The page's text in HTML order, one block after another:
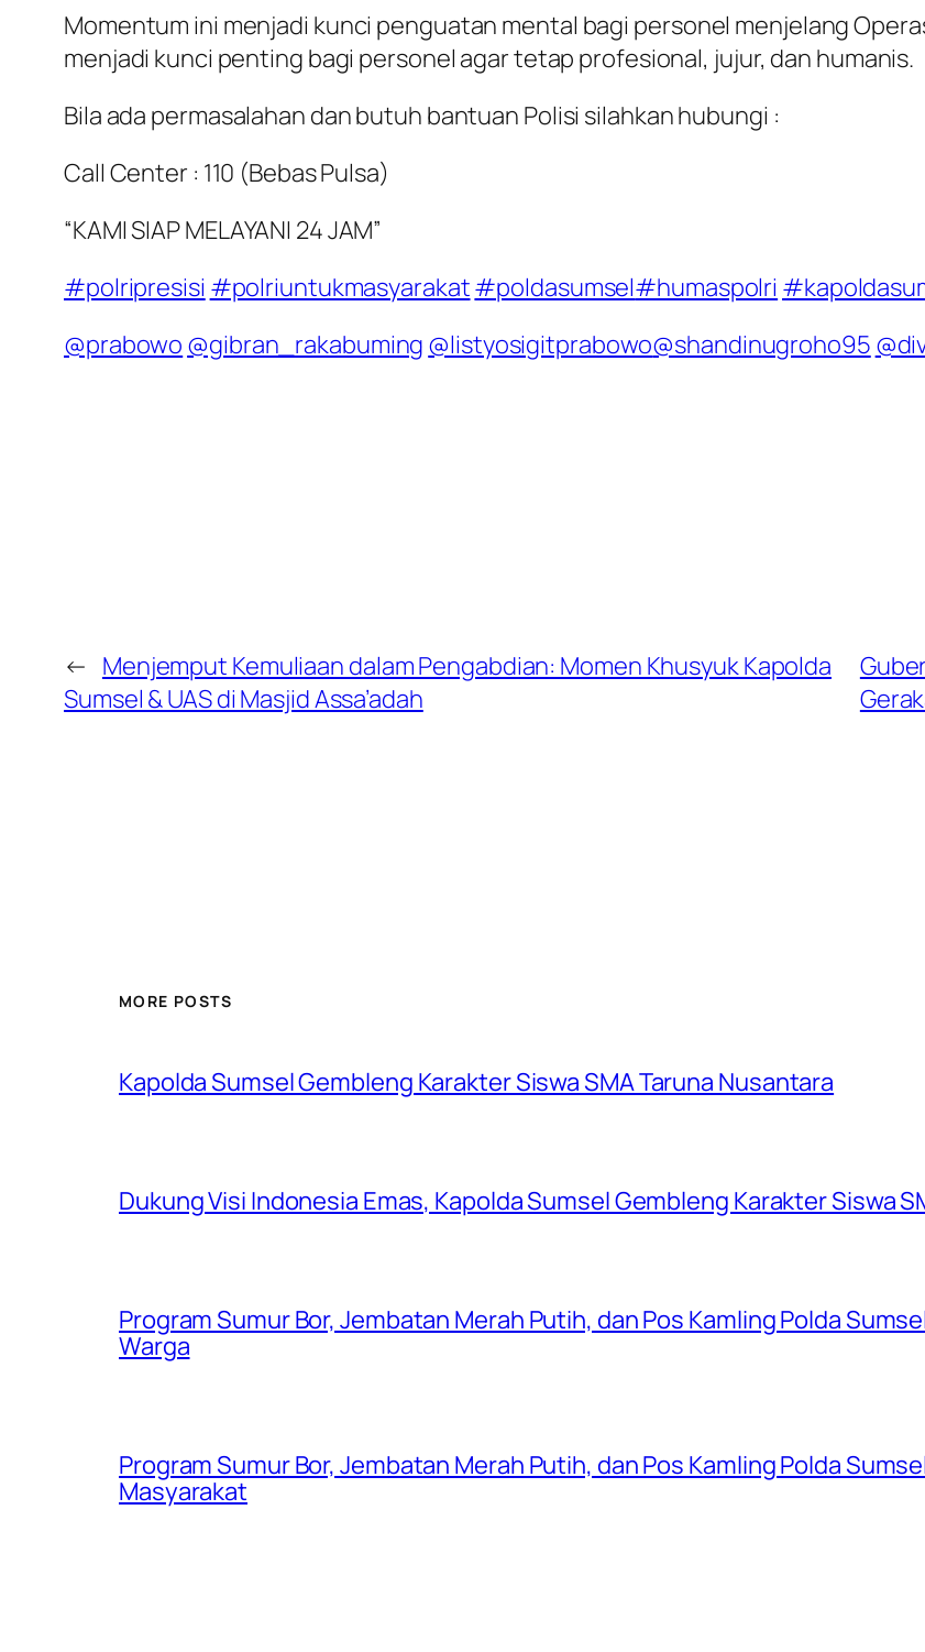
Momentum ini menjadi kunci penguatan mental bagi personel menjelang
menjadi kunci penting bagi personel agar tetap profesional, jujur, dan humanis.
Bila ada permasalahan dan butuh bantuan Polisi silahkan hubungi :
Call Center : 110 (Bebas Pulsa)
“KAMI SIAP MELAYANI 24 JAM”
#polripresisi #polriuntukmasyarakat#poldasumsel#humaspolri
@prabowo @gibran_rakabuming @listyosigitprabowo@shandinugroho95
← Menjemput Kemuliaan dalam Pengabdian: Momen Khusyuk Kapolda
Sumsel & UAS di Masjid Assa’adah
MORE POSTS
Kapolda Sumsel Gembleng Karakter Siswa SMA Taruna Nusantara
Dukung Visi Indonesia Emas, Kapolda Sumsel Gembleng Karakter Siswa
Program Sumur Bor, Jembatan Merah Putih, dan Pos Kamling Polda
Warga
Program Sumur Bor, Jembatan Merah Putih, dan Pos Kamling Polda
Masyarakat